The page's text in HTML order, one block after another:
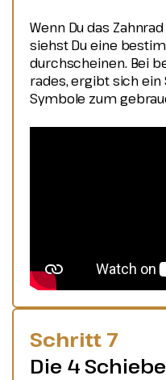
Wenn Du das
siehst Du eine
durchscheinen. Bei
rades, ergibt sich
Symbole zum
Schritt 7
Die 4